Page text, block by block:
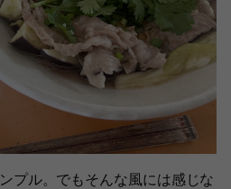
プル。でもそんな風には感じな